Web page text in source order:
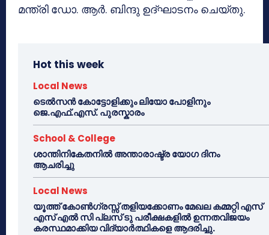
മന്ത്രി ഡോ. ആർ. ബിന്ദു ഉദ്ഘാടനം ചെയ്തു.
Hot this week
Local News
ടെൽസൻ കോട്ടോളിക്കും ലിയോ പോളിനും
ജെ.എഫ്.എസ്. പുരസ്കാരം
School & College
ശാന്തിനികേതനിൽ അന്താരാഷ്ട്ര യോഗ ദിനം
ആചരിച്ചു
Local News
യൂത്ത് കോൺഗ്രസ്സ് തളിയക്കോണം മേഖല കമ്മറ്റി എസ്
എസ് എൽ സി പ്ലസ് ടു പരീക്ഷകളിൽ ഉന്നതവിജയം
കരസ്ഥമാക്കിയ വിദ്യാർത്ഥികളെ ആദരിച്ചു.